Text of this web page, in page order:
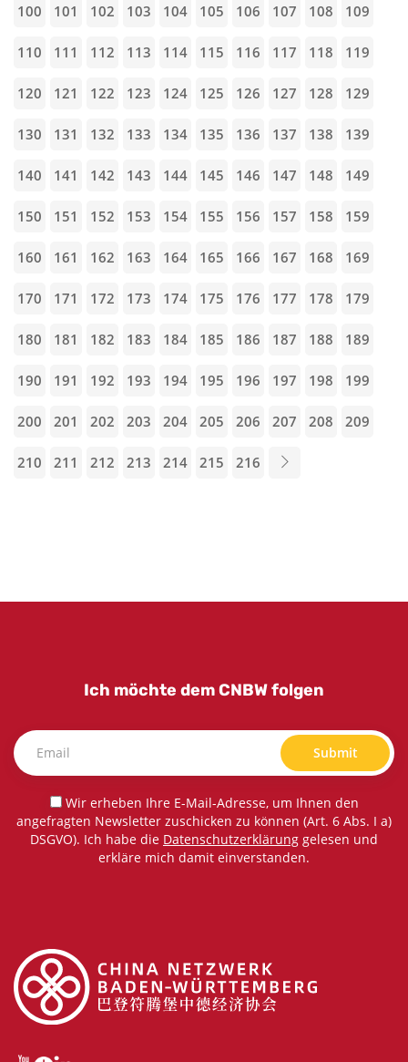
100 101 102 103 104 105 106 107 108 109
110 111 112 113 114 115 116 117 118 119
120 121 122 123 124 125 126 127 128 129
130 131 132 133 134 135 136 137 138 139
140 141 142 143 144 145 146 147 148 149
150 151 152 153 154 155 156 157 158 159
160 161 162 163 164 165 166 167 168 169
170 171 172 173 174 175 176 177 178 179
180 181 182 183 184 185 186 187 188 189
190 191 192 193 194 195 196 197 198 199
200 201 202 203 204 205 206 207 208 209
210 211 212 213 214 215 216
Ich möchte dem CNBW folgen
Submit
Wir erheben Ihre E-Mail-Adresse, um Ihnen den
angefragten Newsletter zuschicken zu können (Art. 6 Abs. I a)
DSGVO). Ich habe die Datenschutzerklärung gelesen und
erkläre mich damit einverstanden.